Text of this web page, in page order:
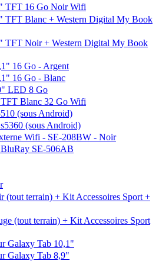
TFT 16 Go Noir Wifi
TFT Blanc + Western Digital My Book
TFT Noir + Western Digital My Book
16 Go - Argent
16 Go - Blanc
LED 8 Go
Blanc 32 Go Wifi
(sous Android)
(sous Android)
Wifi - SE-208BW - Noir
BluRay SE-506AB
(tout terrain) + Kit Accessoires Sport +
(tout terrain) + Kit Accessoires Sport
Galaxy Tab 10,1"
Galaxy Tab 8,9"